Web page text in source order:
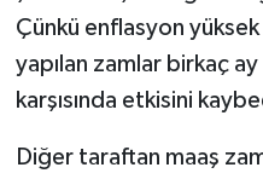
Çünkü enflasyon yüksek
yapılan zamlar birkaç
karşısında etkisini
Diğer taraftan maaş